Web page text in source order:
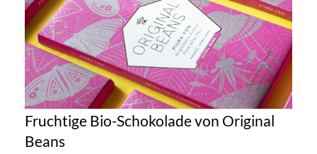
Fruchtige Bio-Schokolade von Original
Beans